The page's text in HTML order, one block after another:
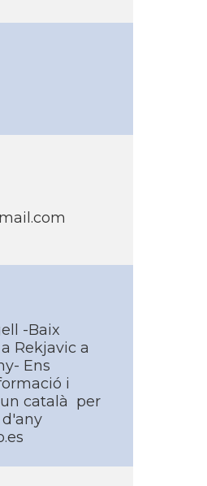
-Baix
Rekjavic a
Ens
i
català per